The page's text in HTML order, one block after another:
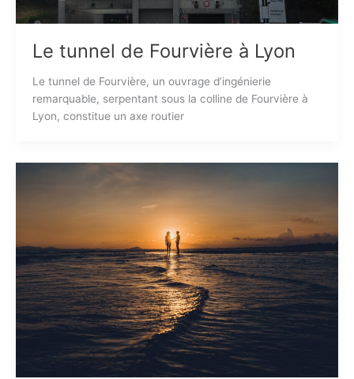
Le tunnel de Fourvière à Lyon
Le tunnel de Fourvière, un ouvrage d’ingénierie
remarquable, serpentant sous la colline de Fourvière à
Lyon, constitue un axe routier